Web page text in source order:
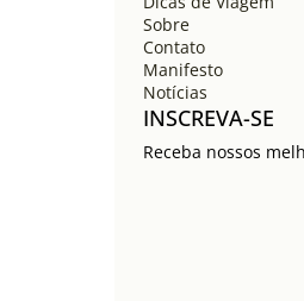
Sobre
Contato
Manifesto
Notícias
INSCREVA-SE
Receba nossos